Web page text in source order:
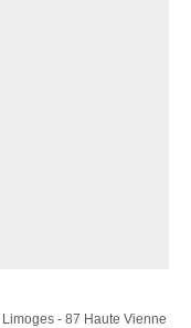
- 87 Haute Vienne